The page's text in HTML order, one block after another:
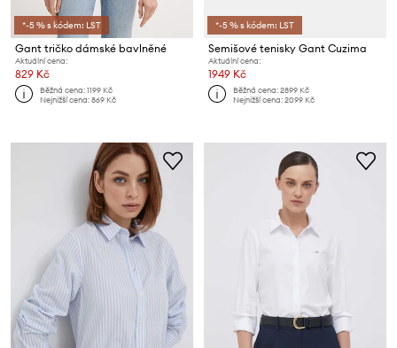
*-5 % s kódem: LST
Gant tričko dámské bavlněné
Aktuální cena:
829 Kč
Běžná cena:1199 Kč
Nejnižší cena:869 Kč
*-5 % s kódem: LST
Semišové tenisky Gant Cuzima
Aktuální cena:
1949 Kč
Běžná cena:2899 Kč
Nejnižší cena:2099 Kč